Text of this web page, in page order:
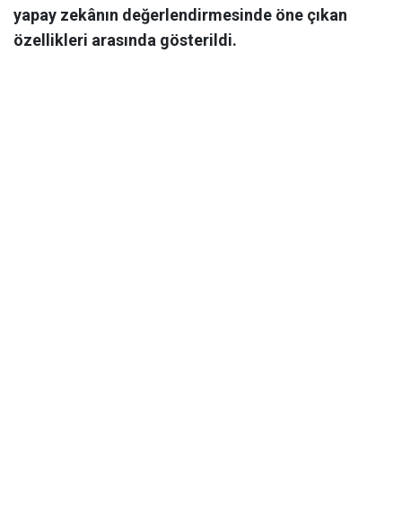
yapay zekânın değerlendirmesinde öne çıkan
özellikleri arasında gösterildi.